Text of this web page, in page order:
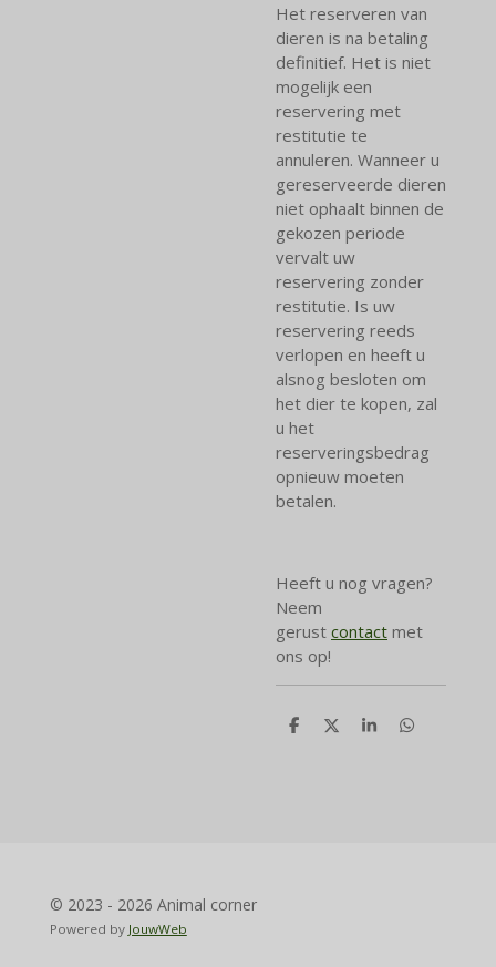
Het reserveren van
dieren is na betaling
definitief. Het is niet
mogelijk een
reservering met
restitutie te
annuleren. Wanneer u
gereserveerde dieren
niet ophaalt binnen de
gekozen periode
vervalt uw
reservering zonder
restitutie. Is uw
reservering reeds
verlopen en heeft u
alsnog besloten om
het dier te kopen, zal
u het
reserveringsbedrag
opnieuw moeten
betalen.
Heeft u nog vragen?
Neem
gerust contact met
ons op!
D
D
S
D
© 2023 - 2026 Animal corner
Powered by JouwWeb